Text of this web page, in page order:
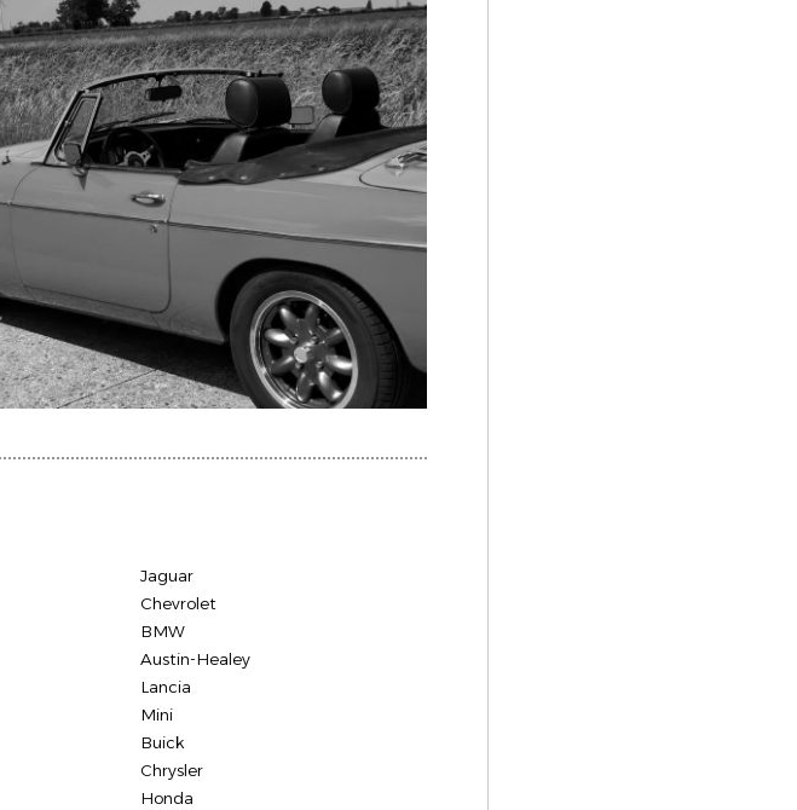
Jaguar
Chevrolet
BMW
Austin-Healey
Lancia
Mini
Buick
Chrysler
Honda